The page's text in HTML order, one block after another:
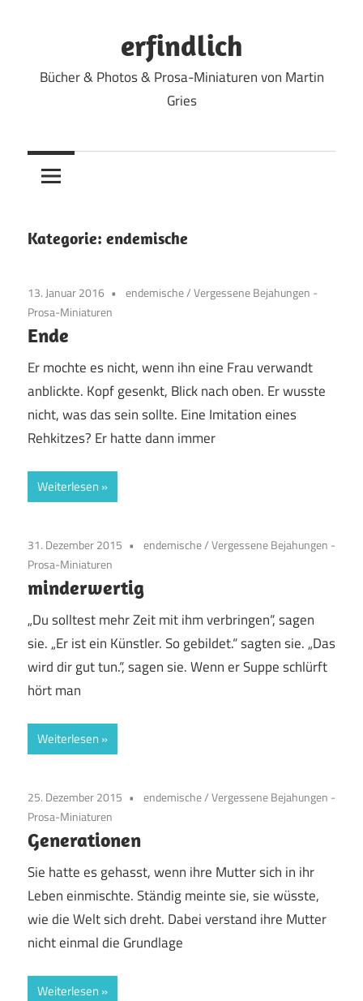
erfindlich
Bücher & Photos & Prosa-Miniaturen von Martin
Gries
Kategorie: endemische
13. Januar 2016 endemische/Vergessene Bejahungen -
Prosa-Miniaturen
Ende
Er mochte es nicht, wenn ihn eine Frau verwandt
anblickte. Kopf gesenkt, Blick nach oben. Er wusste
nicht, was das sein sollte. Eine Imitation eines
Rehkitzes? Er hatte dann immer
Weiterlesen
31. Dezember 2015 endemische/Vergessene Bejahungen -
Prosa-Miniaturen
minderwertig
„Du solltest mehr Zeit mit ihm verbringen“, sagen
sie. „Er ist ein Künstler. So gebildet.“ sagten sie. „Das
wird dir gut tun.“, sagen sie. Wenn er Suppe schlürft
hört man
Weiterlesen
25. Dezember 2015 endemische/Vergessene Bejahungen -
Prosa-Miniaturen
Generationen
Sie hatte es gehasst, wenn ihre Mutter sich in ihr
Leben einmischte. Ständig meinte sie, sie wüsste,
wie die Welt sich dreht. Dabei verstand ihre Mutter
nicht einmal die Grundlage
Weiterlesen